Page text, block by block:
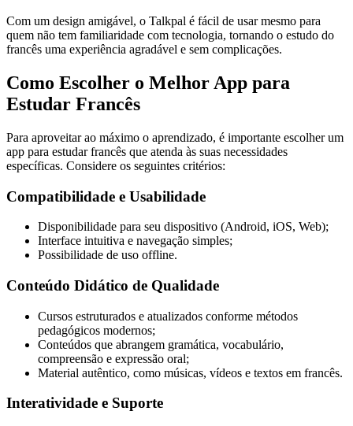
Com um design amigável, o Talkpal é fácil de usar mesmo para
quem não tem familiaridade com tecnologia, tornando o estudo do
francês uma experiência agradável e sem complicações.
Como Escolher o Melhor App para
Estudar Francês
Para aproveitar ao máximo o aprendizado, é importante escolher um
app para estudar francês que atenda às suas necessidades
específicas. Considere os seguintes critérios:
Compatibilidade e Usabilidade
Disponibilidade para seu dispositivo (Android, iOS, Web);
Interface intuitiva e navegação simples;
Possibilidade de uso offline.
Conteúdo Didático de Qualidade
Cursos estruturados e atualizados conforme métodos
pedagógicos modernos;
Conteúdos que abrangem gramática, vocabulário,
compreensão e expressão oral;
Material autêntico, como músicas, vídeos e textos em francês.
Interatividade e Suporte